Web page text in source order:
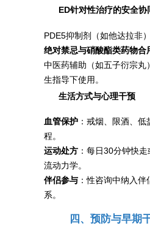
ED针对性治疗的安全协
PDE5抑制剂（如他达拉非
绝对禁忌与硝酸酯类药物合
中医药辅助（如五子衍宗
生指导下使用。
生活方式与心理干预
血管保护 ：戒烟、限酒、
程。
运动处方 ：每日30分钟快
流动力学。
伴侣参与 ：性咨询中纳入
系。
四、预防与早期